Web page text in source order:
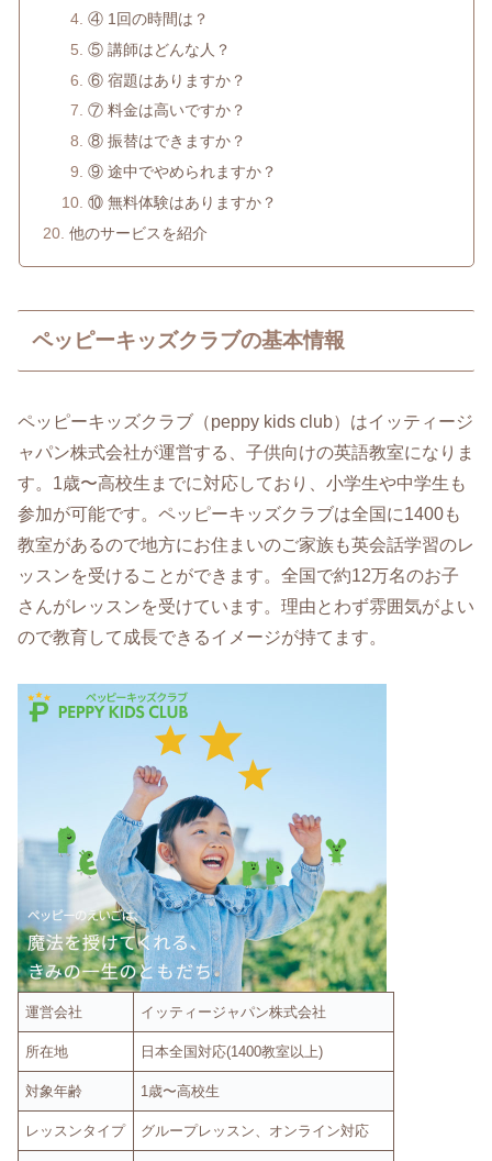
④ 1回の時間は？
⑤ 講師はどんな人？
⑥ 宿題はありますか？
⑦ 料金は高いですか？
⑧ 振替はできますか？
⑨ 途中でやめられますか？
⑩ 無料体験はありますか？
他のサービスを紹介
ペッピーキッズクラブの基本情報
ペッピーキッズクラブ（peppy kids club）はイッティージ
ャパン株式会社が運営する、子供向けの英語教室になりま
す。1歳〜高校生までに対応しており、小学生や中学生も
参加が可能です。ペッピーキッズクラブは全国に1400も
教室があるので地方にお住まいのご家族も英会話学習のレ
ッスンを受けることができます。全国で約12万名のお子
さんがレッスンを受けています。理由とわず雰囲気がよい
ので教育して成長できるイメージが持てます。
運営会社 イッティージャパン株式会社
所在地 日本全国対応(1400教室以上)
対象年齢 1歳〜高校生
レッスンタイプ グループレッスン、オンライン対応